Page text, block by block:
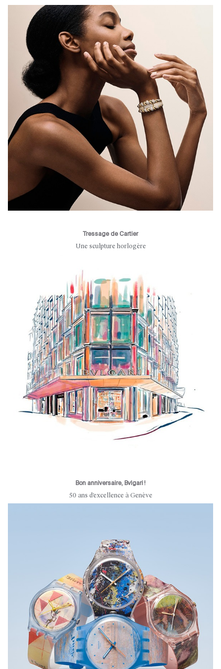
Tressage de Cartier
Une sculpture horlogère
Bon anniversaire, Bvlgari !
50 ans d’excellence à Genève